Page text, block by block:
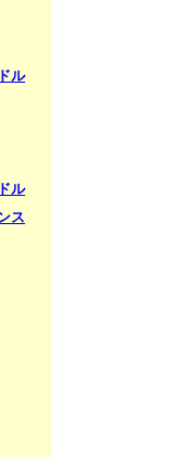
ル
ル
ス